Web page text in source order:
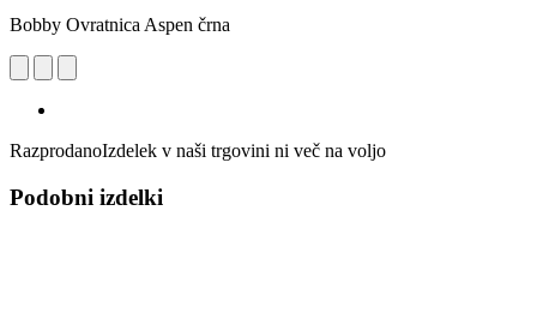
Bobby Ovratnica Aspen črna
RazprodanoIzdelek v naši trgovini ni več na voljo
Podobni izdelki